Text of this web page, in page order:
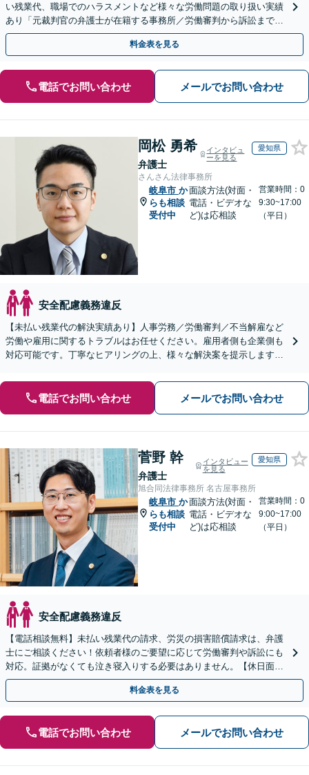
い残業代、職場でのハラスメントなど様々な労働問題の取り扱い実績
あり「元裁判官の弁護士が在籍する事務所／労働審判から訴訟まで、
裁判官経験を活かした最適な戦略を立案」
料金表を見る
電話でお問い合わせ メールでお問い合わせ
岡松 勇希
弁護士
インタビュ
ーを見る
愛知県
さんさん法律事務所
岐阜市 か
らも相談
受付中
面談方法(対面・
電話・ビデオな
ど)は応相談
営業時間：0
9:30~17:00
（平日）
安全配慮義務違反
【未払い残業代の解決実績あり】人事労務／労働審判／不当解雇など
労働や雇用に関するトラブルはお任せください。雇用者側も企業側も
対応可能です。丁寧なヒアリングの上、様々な解決案を提示します
電話でお問い合わせ メールでお問い合わせ
菅野 幹
弁護士
インタビュー
を見る
愛知県
旭合同法律事務所 名古屋事務所
岐阜市 か
らも相談
受付中
面談方法(対面・
電話・ビデオな
ど)は応相談
営業時間：0
9:00~17:00
（平日）
安全配慮義務違反
【電話相談無料】未払い残業代の請求、労災の損害賠償請求は、弁護
士にご相談ください！依頼者様のご要望に応じて労働審判や訴訟にも
対応。証拠がなくても泣き寝入りする必要はありません。【休日面談
可】
料金表を見る
電話でお問い合わせ メールでお問い合わせ